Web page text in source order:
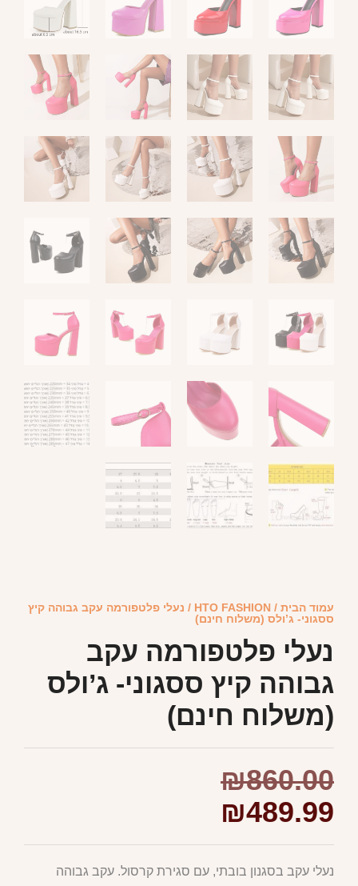
עמוד הבית /
HTO FASHION / נעלי פלטפורמה עקב גבוהה קיץ
ססגוני- ג’ולס (משלוח חינם)
נעלי פלטפורמה עקב
גבוהה קיץ ססגוני- ג’ולס
(משלוח חינם)
₪860.00
₪489.99
נעלי עקב בסגנון בובתי, עם סגירת קרסול. עקב גבוהה